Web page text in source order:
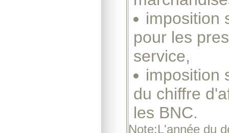
imposition
pour les
service,
imposition
du chiffre
les BNC.
Note:L'année du